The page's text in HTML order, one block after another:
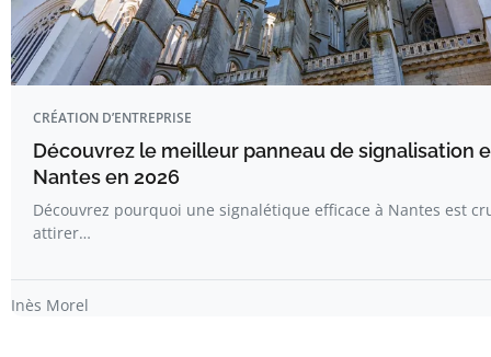
CRÉATION D’ENTREPRISE
Découvrez le meilleur panneau de signalisation
Nantes en 2026
Découvrez pourquoi une signalétique efficace à Nantes est
attirer…
Inès Morel